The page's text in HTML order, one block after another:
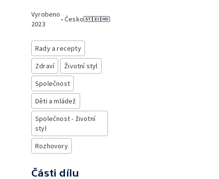
Vyrobeno
2023
• Česko
Rady a recepty
Zdraví
Životní styl
Společnost
Děti a mládež
Společnost - životní
styl
Rozhovory
Části dílu